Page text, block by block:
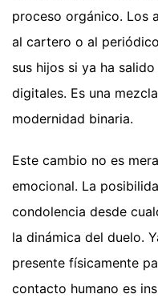
proceso orgánico. Los
al cartero o al
sus hijos si ya ha
digitales. Es una
modernidad binaria.
Este cambio no es
emocional. La
condolencia desde
la dinámica del duelo.
presente físicamente
contacto humano es